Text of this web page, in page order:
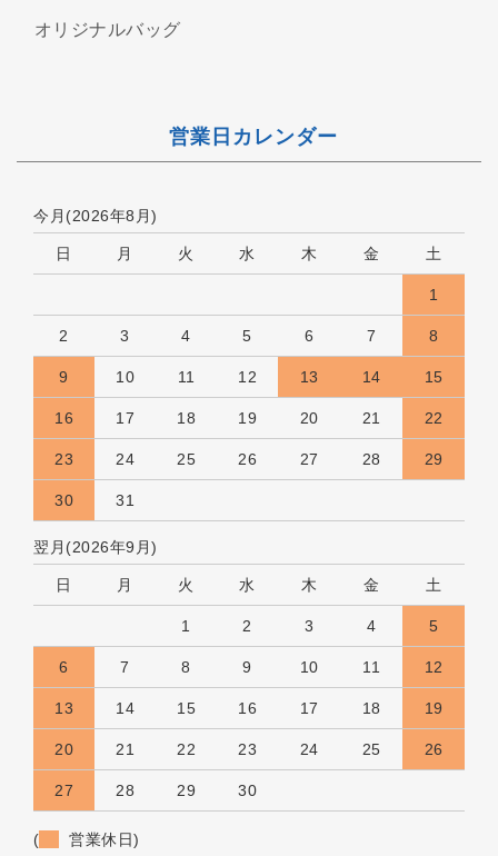
オリジナルバッグ
営業日カレンダー
今月(2026年8月)
日 月 火 水 木 金 土
1
2 3 4 5 6 7 8
9 10 11 12 13 14 15
16 17 18 19 20 21 22
23 24 25 26 27 28 29
30 31
翌月(2026年9月)
日 月 火 水 木 金 土
1 2 3 4 5
6 7 8 9 10 11 12
13 14 15 16 17 18 19
20 21 22 23 24 25 26
27 28 29 30
( 営業休日)